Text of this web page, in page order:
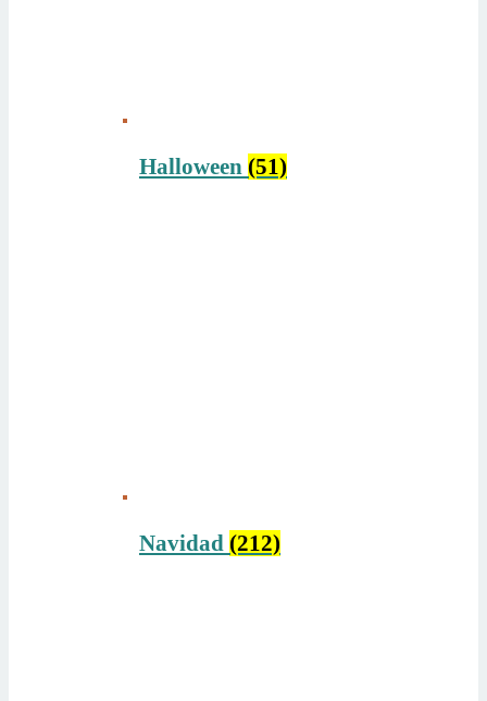
Halloween (51)
Navidad (212)